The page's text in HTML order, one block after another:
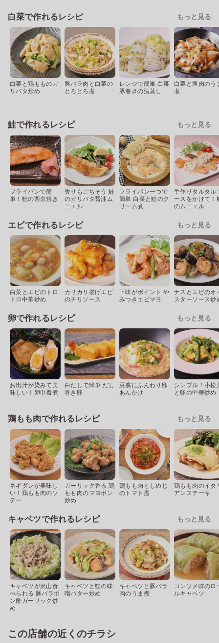
白菜で作れるレシピ もっと見る
白菜と鶏もものガ
リバタ炒め
豚バラ肉と白菜の
とろとろ煮
レンジで簡単 白菜
豚巻きの酒蒸し
白菜と豚肉のう
煮
鮭で作れるレシピ もっと見る
フライパンで簡
単！鮭の西京焼き
香りもごちそう 鮭
のガリバタ醤油ム
ニエル
フライパン一つで
簡単 白菜と鮭のク
リーム煮
手作りタルタル
ースをかけて！
のムニエル
エビで作れるレシピ もっと見る
白菜とエビのトロ
トロ中華炒め
カリカリ揚げエビ
のチリソース
下味がポイント や
みつきエビマヨ
ナスとエビのオ
スターソース炒
卵で作れるレシピ もっと見る
お出汁が染みて美
味しい！卵巾着煮
白だしで簡単 だし
巻き卵
豆腐にふんわり卵
あんかけ
シンプル！小松
と卵の中華炒め
鶏もも肉で作れるレシピ もっと見る
ネギダレが美味し
い！鶏もも肉のソ
テー
ガーリック香る 鶏
もも肉のマヨポン
炒め
鶏もも肉としめじ
のトマト煮
鶏もも肉のイタ
アンステーキ
キャベツで作れるレシピ もっと見る
キャベツが沢山食
べられる 豚バラポ
ン酢ガーリック炒
め
キャベツと鮭の味
噌バター炒め
キャベツと豚バラ
肉のうま煮
コンソメ味のロ
ルキャベツ
この店舗の近くのチラシ